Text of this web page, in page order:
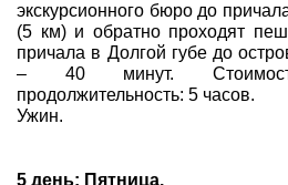
экскурсионного бюро до
(5 км) и обратно проходят
причала в Долгой губе до
– 40 минут.
продолжительность: 5 часов.
Ужин.
5 день: Пятница.